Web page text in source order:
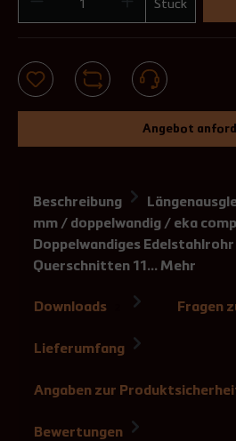
Stück
Angebot
Beschreibung
mm / doppelwandig / eka
Doppelwandiges
Querschnitten 11… Mehr
Downloads Fragen
Lieferumfang
Angaben zur
Bewertungen